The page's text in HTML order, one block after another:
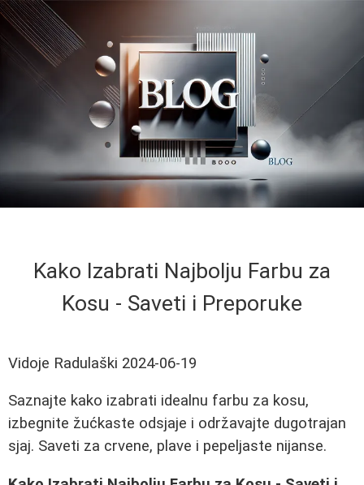
Kako Izabrati Najbolju Farbu za
Kosu - Saveti i Preporuke
Vidoje Radulaški 2024-06-19
Saznajte kako izabrati idealnu farbu za kosu,
izbegnite žućkaste odsjaje i održavajte dugotrajan
sjaj. Saveti za crvene, plave i pepeljaste nijanse.